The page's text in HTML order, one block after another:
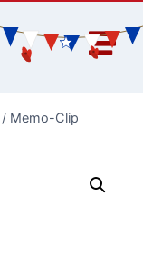
/ Memo-Clip